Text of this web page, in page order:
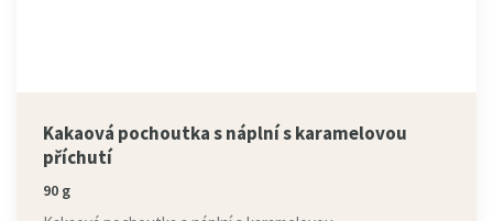
Kakaová pochoutka s náplní s karamelovou
příchutí
90 g